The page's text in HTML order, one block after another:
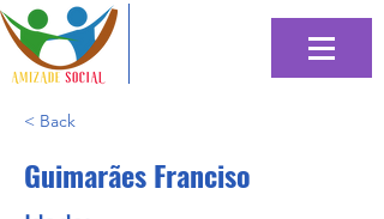
< Back
Guimarães Franciso